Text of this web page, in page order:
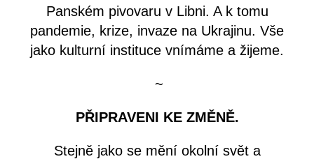
Panském pivovaru v Libni. A k tomu
pandemie, krize, invaze na Ukrajinu. Vše
jako kulturní instituce vnímáme a žijeme.
~
PŘIPRAVENI KE ZMĚNĚ.
Stejně jako se mění okolní svět a